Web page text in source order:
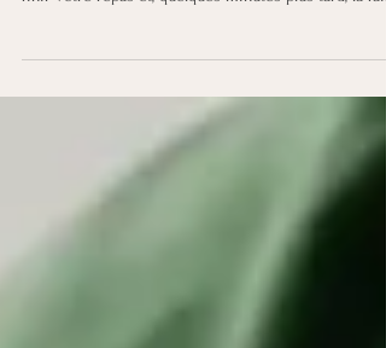
Votre corps vous envoie un signal : comprendre
finir votre repas et, quelques minutes plus tard, la
est déjà là. Pas une légère envie de grignoter : une
vraie sensation de faim constante qui revient,
persistante. Si ce scénario vous est familier, vous
pas seul. Et non, ce n'est pas une question de volonté.
C'est une question de mécanismes : physiologiques,